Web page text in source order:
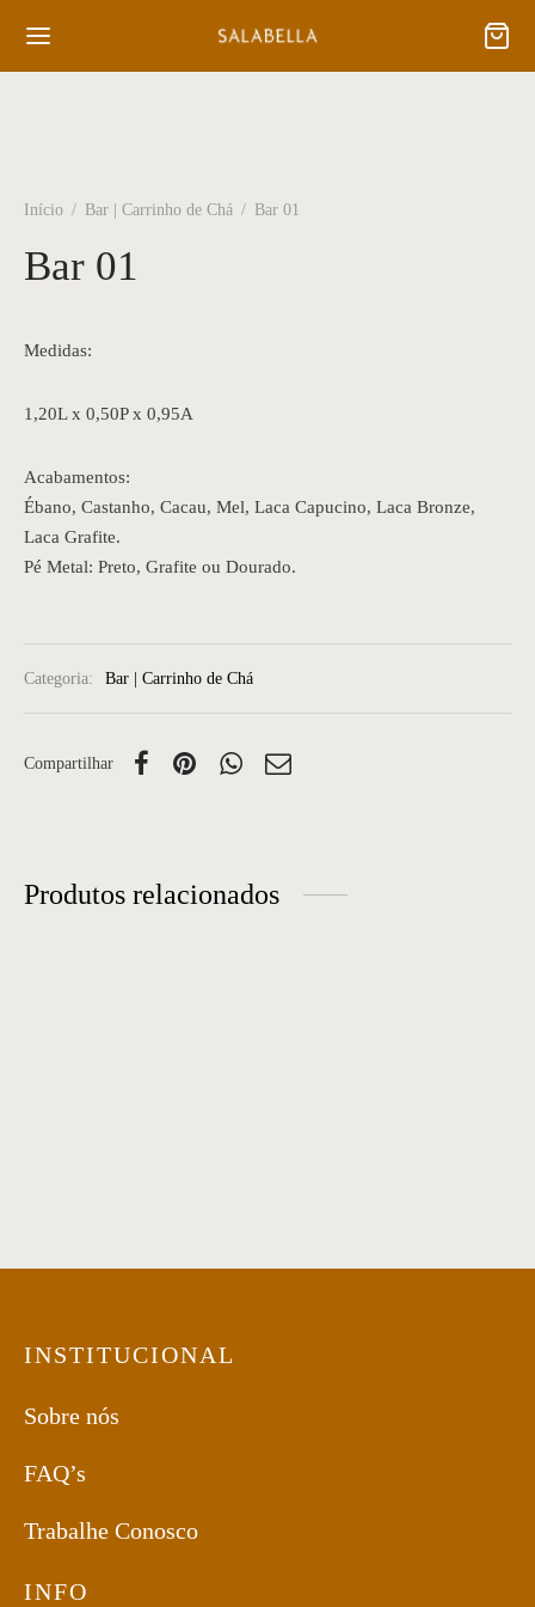
Início / Bar | Carrinho de Chá / Bar 01
Bar 01
Medidas:
1,20L x 0,50P x 0,95A
Acabamentos:
Ébano, Castanho, Cacau, Mel, Laca Capucino, Laca Bronze,
Laca Grafite.
Pé Metal: Preto, Grafite ou Dourado.
Categoria: Bar | Carrinho de Chá
Compartilhar
Produtos relacionados
INSTITUCIONAL
Sobre nós
FAQ’s
Trabalhe Conosco
INFO